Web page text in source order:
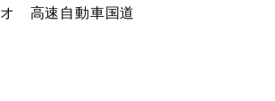
オ 高速自動車国道